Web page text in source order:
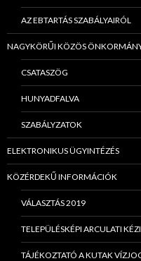
AZ EBTARTÁS SZABÁLYAIRÓL
NAGYKÖRŰI KÖZÖS
CSATASZÖG
HUNYADFALVA
SZABÁLYZATOK
ELEKTRONIKUS ÜGYINTÉZÉS
KÖZÉRDEKŰ INFORMÁCIÓK
VÁLASZTÁS 2019
TELEPÜLÉSKÉPI ARCULATI
TÁJÉKOZTATÓ A KUTAK